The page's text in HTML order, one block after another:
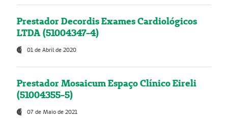
Prestador Decordis Exames Cardiológicos
LTDA (51004347-4)
01 de Abril de 2020
Prestador Mosaicum Espaço Clínico Eireli
(51004355-5)
07 de Maio de 2021